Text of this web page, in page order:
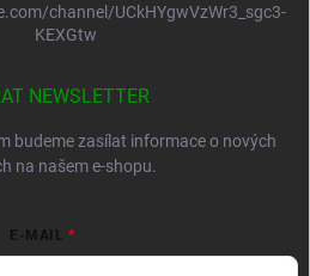
channel/UCkHYgwVzWr3_sgc3-
KEXGtw
NEWSLETTER
budeme zasílat informace o nových
na našem e-shopu.
E-MAIL